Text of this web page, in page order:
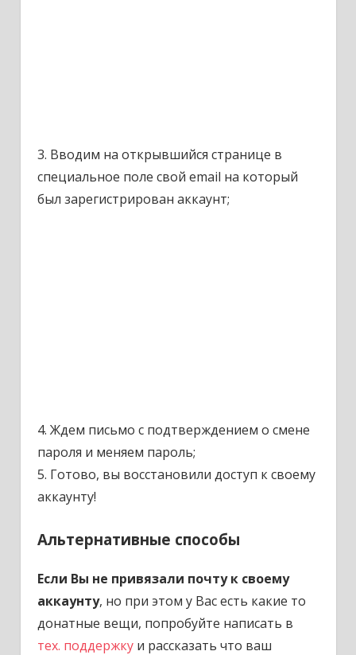
3. Вводим на открывшийся странице в
специальное поле свой email на который
был зарегистрирован аккаунт;
4. Ждем письмо с подтверждением о смене
пароля и меняем пароль;
5. Готово, вы восстановили доступ к своему
аккаунту!
Альтернативные способы
Если Вы не привязали почту к своему
аккаунту, но при этом у Вас есть какие то
донатные вещи, попробуйте написать в
тех. поддержкуи рассказать что ваш